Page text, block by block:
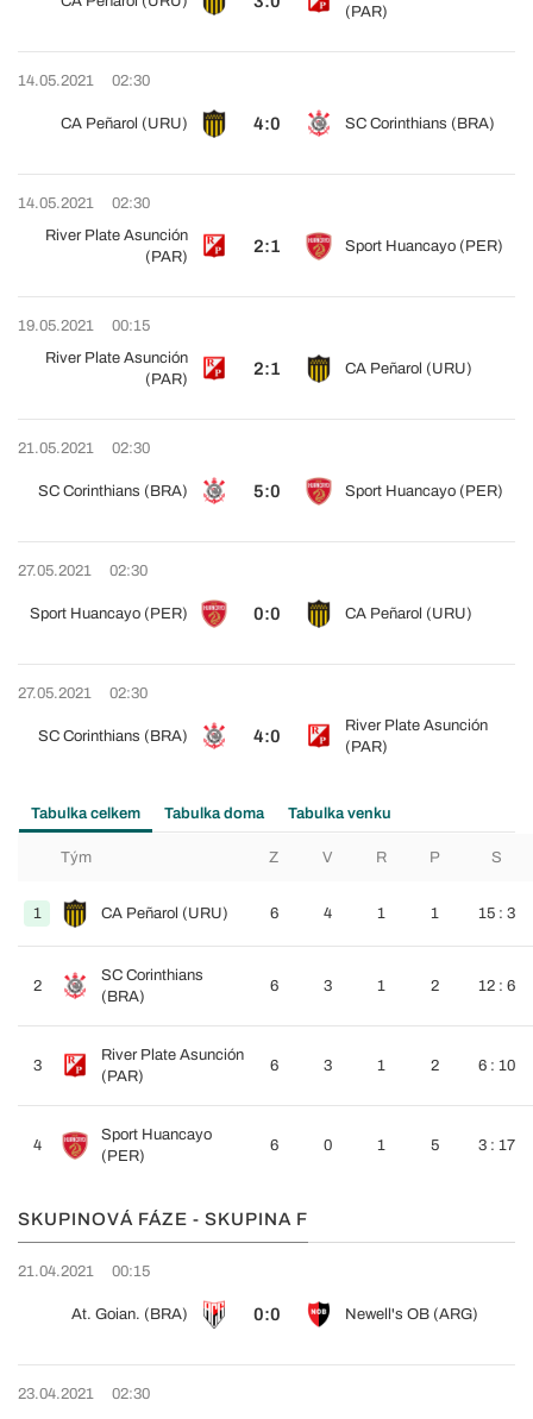
(PAR)
14.05.2021 02:30
CA Peñarol (URU) 4:0 SC Corinthians (BRA)
14.05.2021
02:30
River Plate Asunción
(PAR)
2:1 Sport Huancayo (PER)
19.05.2021
00:15
River Plate Asunción
(PAR)
2:1 CA Peñarol (URU)
21.05.2021 02:30
SC Corinthians (BRA) 5:0 Sport Huancayo (PER)
27.05.2021 02:30
Sport Huancayo (PER) 0:0 CA Peñarol (URU)
27.05.2021 02:30
SC Corinthians (BRA) 4:0
River Plate Asunción
(PAR)
Tabulka celkem Tabulka doma Tabulka venku
Tým Z V R P S
1 CA Peñarol (URU) 6 4 1 1 15 : 3
2
SC Corinthians
(BRA)
6 3 1 2 12 : 6
3
River Plate Asunción
(PAR)
6 3 1 2 6 : 10
4
Sport Huancayo
(PER)
6 0 1 5 3 : 17
SKUPINOVÁ FÁZE - SKUPINA F
21.04.2021 00:15
At. Goian. (BRA) 0:0 Newell's OB (ARG)
23.04.2021 02:30